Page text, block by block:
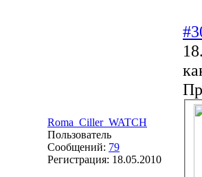
Roma_Ciller_WATCH
Пользователь
Сообщений: 79
Регистрация: 18.05.2010